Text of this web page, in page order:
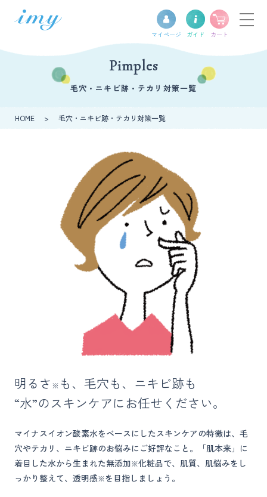
Pimples
毛穴・ニキビ跡・テカリ対策一覧
HOME > 毛穴・ニキビ跡・テカリ対策一覧
明るさ ※ も、毛穴も、ニキビ跡も
“水”のスキンケアにお任せください。
マイナスイオン酸素水をベースにしたスキンケアの特徴は、毛
穴やテカリ、ニキビ跡のお悩みにご好評なこと。「肌本来」に
着目した水から生まれた無添加※化粧品で、肌質、肌悩みをし
っかり整えて、透明感※を目指しましょう。
マイ ページ ガイド カート